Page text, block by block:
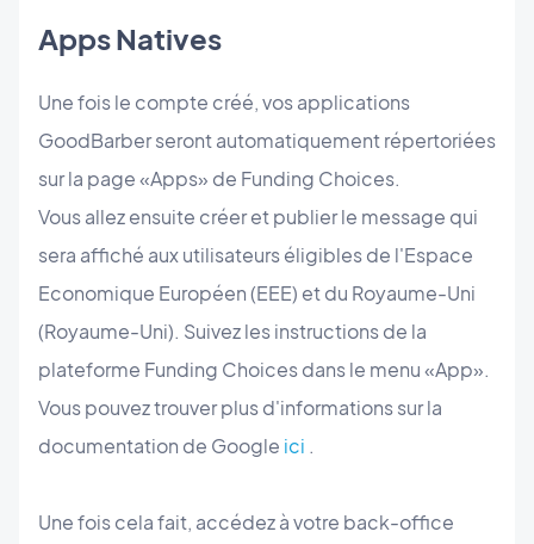
Apps Natives
Une fois le compte créé, vos applications
GoodBarber seront automatiquement répertoriées
sur la page «Apps» de Funding Choices.
Vous allez ensuite créer et publier le message qui
sera affiché aux utilisateurs éligibles de l'Espace
Economique Européen (EEE) et du Royaume-Uni
(Royaume-Uni). Suivez les instructions de la
plateforme Funding Choices dans le menu «App».
Vous pouvez trouver plus d'informations sur la
documentation de Google ici .
Une fois cela fait, accédez à votre back-office